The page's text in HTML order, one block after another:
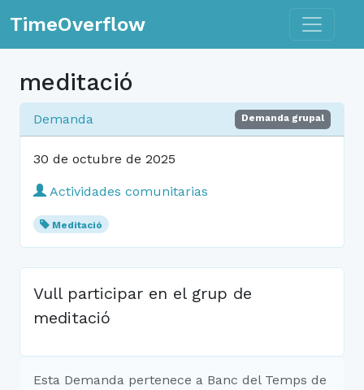
TimeOverflow Toggle
meditació
Demanda Demanda grupal
30 de octubre de 2025
Actividades comunitarias
Meditació
Vull participar en el grup de
meditació
Esta Demanda pertenece a Banc del Temps de